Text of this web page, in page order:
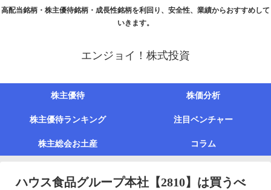
高配当銘柄・株主優待銘柄・成長性銘柄を利回り、安全性、業績からおすすめして
いきます。
エンジョイ！株式投資
株主優待 株価分析
株主優待ランキング 注目ベンチャー
株主総会お土産 コラム
ハウス食品グループ本社【2810】は買うべ